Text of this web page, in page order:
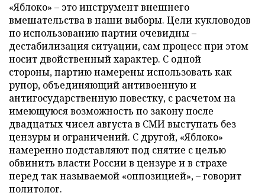
«Яблоко» – это инструмент внешнего
вмешательства в наши выборы. Цели кукловодов
по использованию партии очевидны –
дестабилизация ситуации, сам процесс при этом
носит двойственный характер. С одной
стороны, партию намерены использовать как
рупор, объединяющий антивоенную и
антигосударственную повестку, с расчетом на
имеющуюся возможность по закону после
двадцатых чисел августа в СМИ выступать без
цензуры и ограничений. С другой, «Яблоко»
намеренно подставляют под снятие с целью
обвинить власти России в цензуре и в страхе
перед так называемой «оппозицией», – говорит
политолог.